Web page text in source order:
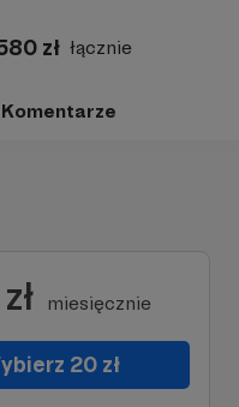
zł łącznie
Komentarze
miesięcznie
20 zł